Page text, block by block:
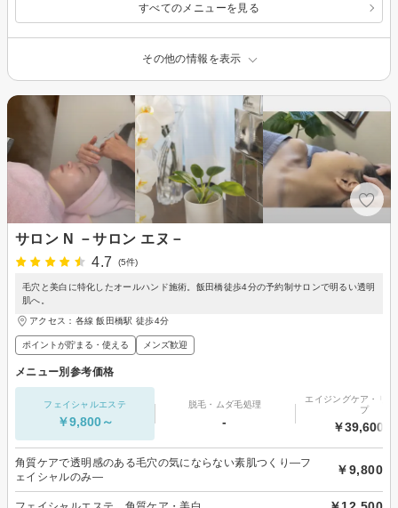
すべてのメニューを見る
その他の情報を表示
サロン N －サロン エヌ－
4.7
(5件)
毛穴と美白に特化したオールハンド施術。飯田橋徒歩4分の予約制サロンで明るい透明
肌へ。
アクセス：各線 飯田橋駅 徒歩4分
ポイントが貯まる・使える メンズ歓迎
メニュー別参考価格
フェイシャルエステ
￥9,800～
脱毛・ムダ毛処理
-
エイジングケア・リ
プ
￥39,600～
角質ケアで透明感のある毛穴の気にならない素肌つくり―フ
ェイシャルのみ―
￥9,800